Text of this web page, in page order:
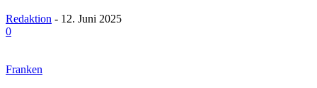
Redaktion - 12. Juni 2025
0
Franken